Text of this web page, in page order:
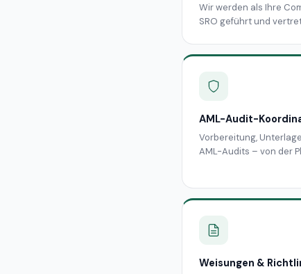
Wir werden als Ihre
SRO geführt und
AML-Audit-
Vorbereitung,
AML-Audits – von der
Weisungen &